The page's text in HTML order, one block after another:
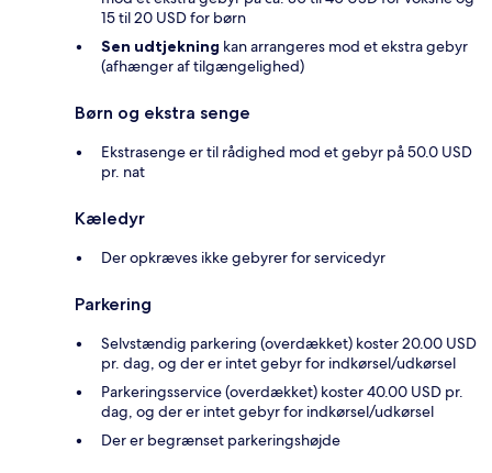
15 til 20 USD for børn
Sen udtjekning kan arrangeres mod et ekstra gebyr
(afhænger af tilgængelighed)
Børn og ekstra senge
Ekstrasenge er til rådighed mod et gebyr på 50.0 USD
pr. nat
Kæledyr
Der opkræves ikke gebyrer for servicedyr
Parkering
Selvstændig parkering (overdækket) koster 20.00 USD
pr. dag, og der er intet gebyr for indkørsel/udkørsel
Parkeringsservice (overdækket) koster 40.00 USD pr.
dag, og der er intet gebyr for indkørsel/udkørsel
Der er begrænset parkeringshøjde